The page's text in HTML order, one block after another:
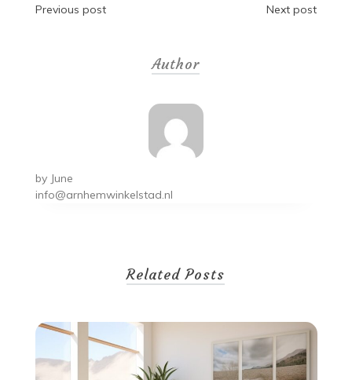
Post
Previous post Next post
Author
by June
info@arnhemwinkelstad.nl
Related Posts